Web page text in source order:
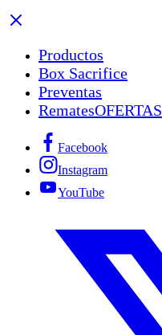
Productos
Box Sacrifice
Preventas
RematesOFERTAS
Facebook
Instagram
YouTube